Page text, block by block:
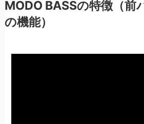
MODO BASSの特徴（前
の機能）